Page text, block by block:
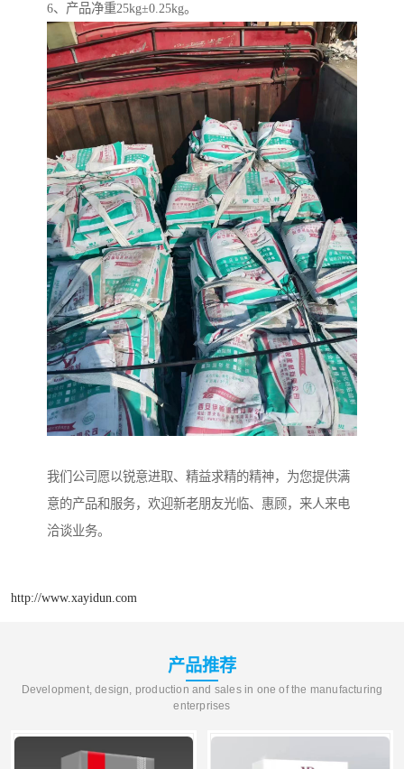
6、产品净重25kg±0.25kg。
我们公司愿以锐意进取、精益求精的精神，为您提供满
意的产品和服务，欢迎新老朋友光临、惠顾，来人来电
洽谈业务。
http://www.xayidun.com
产品推荐
Development, design, production and sales in one of the manufacturing
enterprises